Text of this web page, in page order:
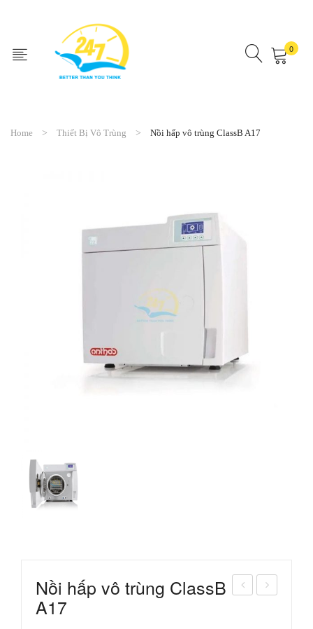
0
Home Thiết Bị Vô Trùng Nồi hấp vô trùng ClassB A17
Nồi hấp vô trùng ClassB
A17